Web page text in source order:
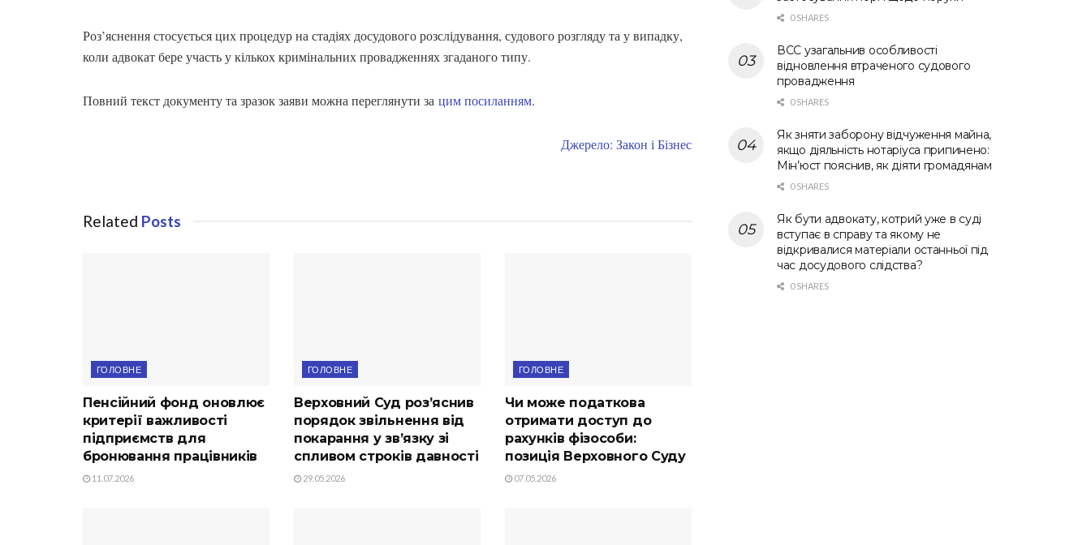
Роз’яснення стосується цих процедур на стадіях досудового розслідування, судового розгляду та у випадку,
коли адвокат бере участь у кількох кримінальних провадженнях згаданого типу.
Повний текст документу та зразок заяви можна переглянути за цим посиланням.
Джерело: Закон і Бізнес
Related Posts
ГОЛОВНЕ
Пенсійний фонд оновлює
критерії важливості
підприємств для
бронювання працівників
11.07.2026
ГОЛОВНЕ
Верховний Суд роз’яснив
порядок звільнення від
покарання у зв’язку зі
спливом строків давності
29.05.2026
ГОЛОВНЕ
Чи може податкова
отримати доступ до
рахунків фізособи:
позиція Верховного Суду
07.05.2026
0 SHARES
ВСС узагальнив особливості
відновлення втраченого судового
провадження
0 SHARES
Як зняти заборону відчуження майна,
якщо діяльність нотаріуса припинено:
Мін’юст пояснив, як діяти громадянам
0 SHARES
Як бути адвокату, котрий уже в суді
вступає в справу та якому не
відкривалися матеріали останньої під
час досудового слідства?
0 SHARES